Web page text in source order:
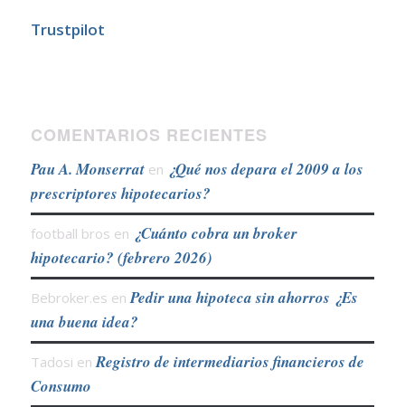
Trustpilot
COMENTARIOS RECIENTES
Pau A. Monserraten ¿Qué nos depara el 2009 a los
prescriptores hipotecarios?
football bros en ¿Cuánto cobra un broker
hipotecario? (febrero 2026)
Bebroker.es enPedir una hipoteca sin ahorros ¿Es
una buena idea?
Tadosi enRegistro de intermediarios financieros de
Consumo